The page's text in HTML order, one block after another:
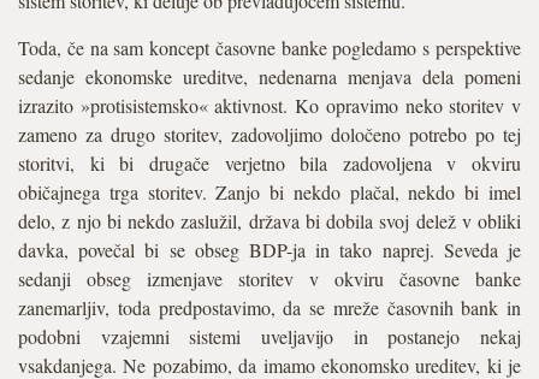
Toda, če na sam koncept časovne banke pogledamo s perspektive
sedanje ekonomske ureditve, nedenarna menjava dela pomeni
izrazito »protisistemsko« aktivnost. Ko opravimo neko storitev v
zameno za drugo storitev, zadovoljimo določeno potrebo po tej
storitvi, ki bi drugače verjetno bila zadovoljena v okviru
običajnega trga storitev. Zanjo bi nekdo plačal, nekdo bi imel
delo, z njo bi nekdo zaslužil, država bi dobila svoj delež v obliki
davka, povečal bi se obseg BDP-ja in tako naprej. Seveda je
sedanji obseg izmenjave storitev v okviru časovne banke
zanemarljiv, toda predpostavimo, da se mreže časovnih bank in
podobni vzajemni sistemi uveljavijo in postanejo nekaj
vsakdanjega. Ne pozabimo, da imamo ekonomsko ureditev, ki je